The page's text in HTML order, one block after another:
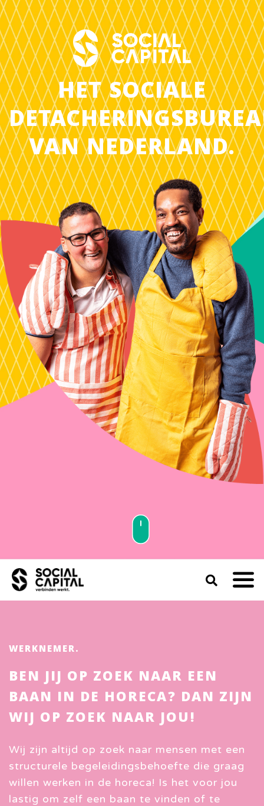
HET SOCIALE
VAN NEDERLAND.
WERKNEMER.
BEN JIJ OP ZOEK NAAR EEN
BAAN IN DE HORECA? DAN ZIJN
WIJ OP ZOEK NAAR JOU!
Wij zijn altijd op zoek naar mensen met een
structurele begeleidingsbehoefte die graag
willen werken in de horeca! Is het voor jou
lastig om zelf een baan te vinden of te